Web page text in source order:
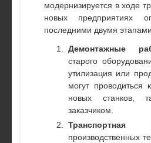
модернизируется в ходе
новых предприятиях
последними двумя
Демонтажные
старого
утилизация или
могут проводиться
новых станков,
заказчиком.
Транспортная
производственных